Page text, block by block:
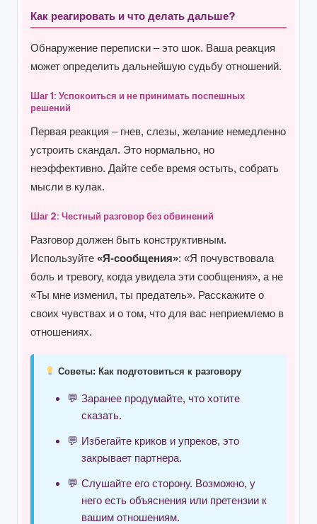
Как реагировать и что делать дальше?
Обнаружение переписки – это шок. Ваша реакция
может определить дальнейшую судьбу отношений.
Шаг 1: Успокоиться и не принимать поспешных
решений
Первая реакция – гнев, слезы, желание немедленно
устроить скандал. Это нормально, но
неэффективно. Дайте себе время остыть, собрать
мысли в кулак.
Шаг 2: Честный разговор без обвинений
Разговор должен быть конструктивным.
Используйте «Я-сообщения»: «Я почувствовала
боль и тревогу, когда увидела эти сообщения», а не
«Ты мне изменил, ты предатель». Расскажите о
своих чувствах и о том, что для вас неприемлемо в
отношениях.
Советы: Как подготовиться к разговору
Заранее продумайте, что хотите
сказать.
Избегайте криков и упреков, это
закрывает партнера.
Слушайте его сторону. Возможно, у
него есть объяснения или претензии к
вашим отношениям.